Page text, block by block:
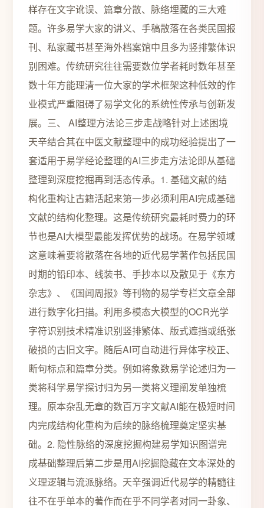
样存在文字讹误、篇章分散、脉络埋藏的三大难
题。许多易学大家的讲义、手稿散落在各类民国报
刊、私家藏书甚至海外档案馆中且多为竖排繁体识
别困难。传统研究往往需要数位学者耗时数年甚至
数十年方能理清一位大家的学术框架这种低效的作
业模式严重阻碍了易学文化的系统性传承与创新发
展。三、 AI整理方法论三步走战略针对上述困境
天辛结合其在中医文献整理中的成功经验提出了一
套适用于易学经论整理的AI三步走方法论即从基础
整理到深度挖掘再到活态传承。1. 基础文献的结
构化重构让古籍活起来第一步必须利用AI完成基础
文献的结构化整理。这是传统研究最耗时费力的环
节也是AI大模型最能发挥优势的战场。在易学领域
这意味着要将散落在各地的近代易学著作包括民国
时期的铅印本、线装书、手抄本以及散见于《东方
杂志》、《国闻周报》等刊物的易学专栏文章全部
进行数字化扫描。利用多模态大模型的OCR光学
字符识别技术精准识别竖排繁体、版式遮挡或纸张
破损的古旧文字。随后AI可自动进行异体字校正、
断句标点和篇章分类。例如将象数易学论述归为一
类将科学易学探讨归为另一类将义理阐发单独梳
理。原本杂乱无章的数百万字文献AI能在极短时间
内完成结构化重构为后续的脉络梳理奠定坚实基
础。2. 隐性脉络的深度挖掘构建易学知识图谱完
成基础整理后第二步是用AI挖掘隐藏在文本深处的
义理逻辑与流派脉络。天辛强调近代易学的精髓往
往不在乎单本的著作而在乎不同学者对同一卦象、